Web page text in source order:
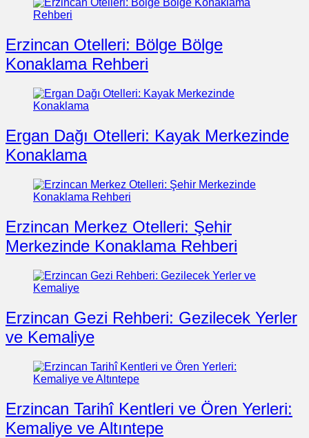
Erzincan Otelleri: Bölge Bölge
Konaklama Rehberi
Ergan Dağı Otelleri: Kayak Merkezinde
Konaklama
Erzincan Merkez Otelleri: Şehir
Merkezinde Konaklama Rehberi
Erzincan Gezi Rehberi: Gezilecek Yerler
ve Kemaliye
Erzincan Tarihî Kentleri ve Ören Yerleri:
Kemaliye ve Altıntepe